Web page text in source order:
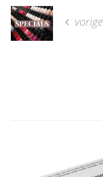
vorige